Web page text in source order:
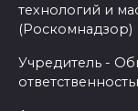
технологий и
(Роскомнадзор)
Учредитель -